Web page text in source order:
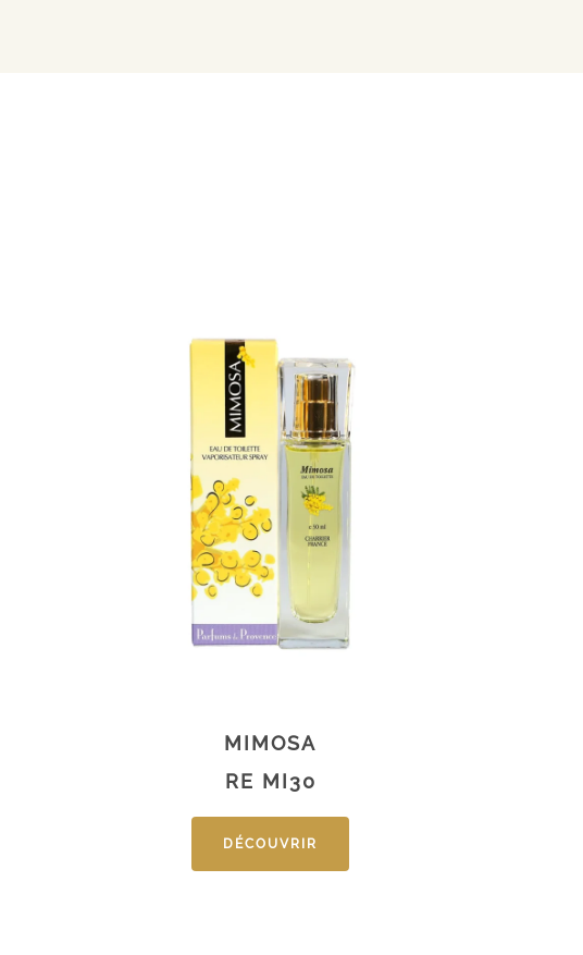
MIMOSA
RE MI30
DÉCOUVRIR